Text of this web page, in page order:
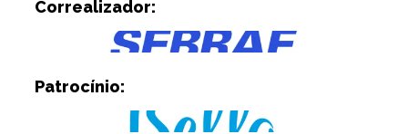
Correalizador:
Patrocínio: